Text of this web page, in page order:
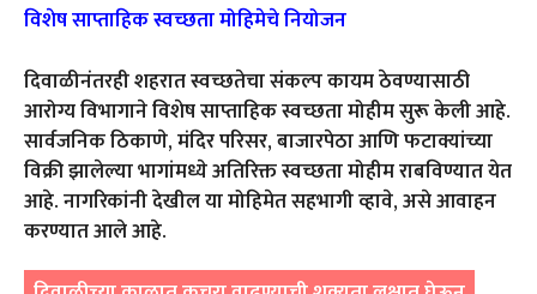
विशेष साप्ताहिक स्वच्छता मोहिमेचे नियोजन
दिवाळीनंतरही शहरात स्वच्छतेचा संकल्प कायम ठेवण्यासाठी
आरोग्य विभागाने विशेष साप्ताहिक स्वच्छता मोहीम सुरू केली आहे.
सार्वजनिक ठिकाणे,मंदिर परिसर,बाजारपेठा आणि फटाक्यांच्या
विक्री झालेल्या भागांमध्ये अतिरिक्त स्वच्छता मोहीम राबविण्यात येत
आहे. नागरिकांनी देखील या मोहिमेत सहभागी व्हावे,असे आवाहन
करण्यात आले आहे.